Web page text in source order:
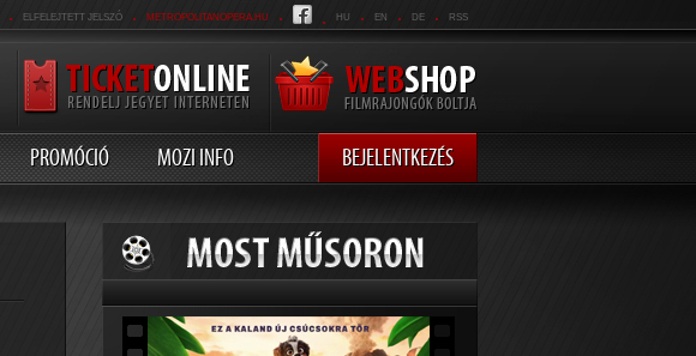
. ELFELEJTETT JELSZÓ . METROPOLITANOPERA.HU . . HU . EN . DE . RSS
PROMÓCIÓ MOZI INFO BEJELENTKEZÉS